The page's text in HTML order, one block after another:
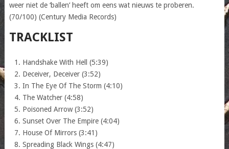
weer niet de ‘ballen’ heeft om eens wat nieuws te proberen.
(70/100) (Century Media Records)
TRACKLIST
Handshake With Hell (5:39)
Deceiver, Deceiver (3:52)
In The Eye Of The Storm (4:10)
The Watcher (4:58)
Poisoned Arrow (3:52)
Sunset Over The Empire (4:04)
House Of Mirrors (3:41)
Spreading Black Wings (4:47)